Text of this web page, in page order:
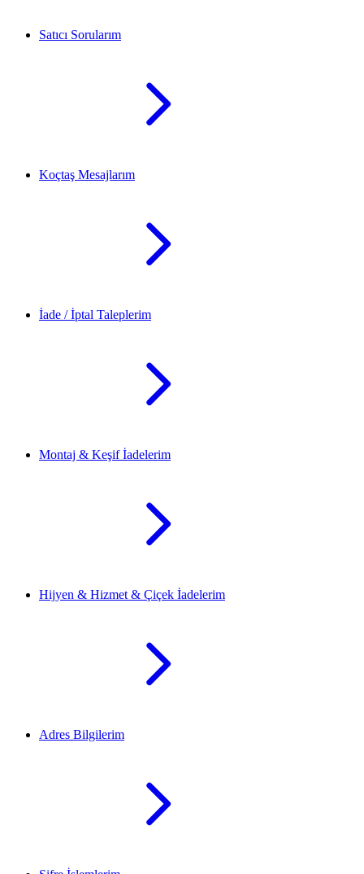
Satıcı Sorularım
Koçtaş Mesajlarım
İade / İptal Taleplerim
Montaj & Keşif İadelerim
Hijyen & Hizmet & Çiçek İadelerim
Adres Bilgilerim